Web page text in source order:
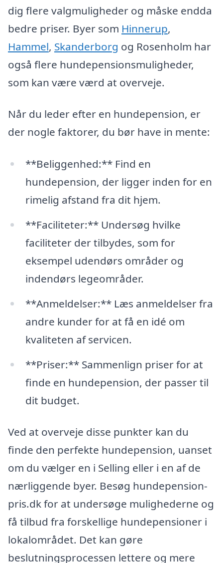
dig flere valgmuligheder og måske endda
bedre priser. Byer som Hinnerup,
Hammel, Skanderborg og Rosenholm har
også flere hundepensionsmuligheder,
som kan være værd at overveje.
Når du leder efter en hundepension, er
der nogle faktorer, du bør have in mente:
**Beliggenhed:** Find en
hundepension, der ligger inden for en
rimelig afstand fra dit hjem.
**Faciliteter:** Undersøg hvilke
faciliteter der tilbydes, som for
eksempel udendørs områder og
indendørs legeområder.
**Anmeldelser:** Læs anmeldelser fra
andre kunder for at få en idé om
kvaliteten af servicen.
**Priser:** Sammenlign priser for at
finde en hundepension, der passer til
dit budget.
Ved at overveje disse punkter kan du
finde den perfekte hundepension, uanset
om du vælger en i Selling eller i en af de
nærliggende byer. Besøg hundepension-
pris.dk for at undersøge mulighederne og
få tilbud fra forskellige hundepensioner i
lokalområdet. Det kan gøre
beslutningsprocessen lettere og mere